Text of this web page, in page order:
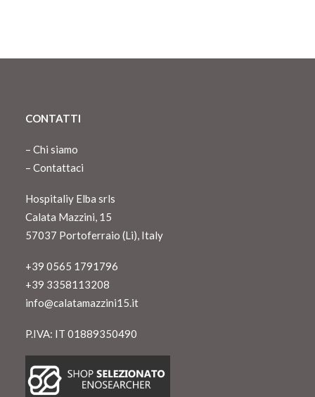
CONTATTI
– Chi siamo
– Contattaci
Hospitaliy Elba srls
Calata Mazzini, 15
57037 Portoferraio (Li), Italy
+39 0565 1791796
+39 3358113208
info@calatamazzini15.it
P.IVA: IT 01889350490